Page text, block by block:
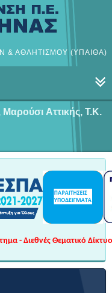
& ΑΘΛΗΤΙΣΜΟΥ (ΥΠΑΙΘΑ)
Μαρούσι Αττικής, Τ.Κ.
- Διεθνές Θεματικό